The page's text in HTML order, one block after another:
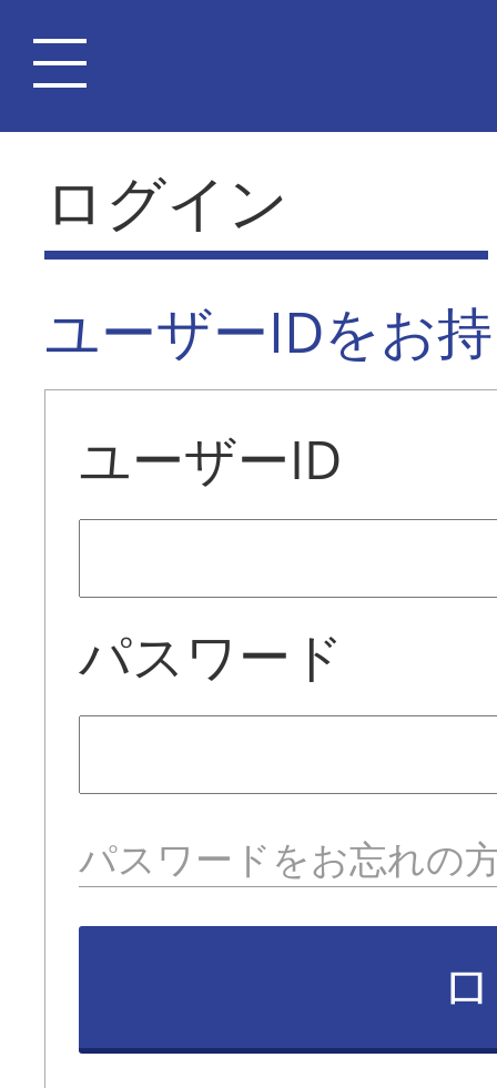
ログイン
ユーザーIDをお
ユーザーID
パスワード
パスワードをお忘れの